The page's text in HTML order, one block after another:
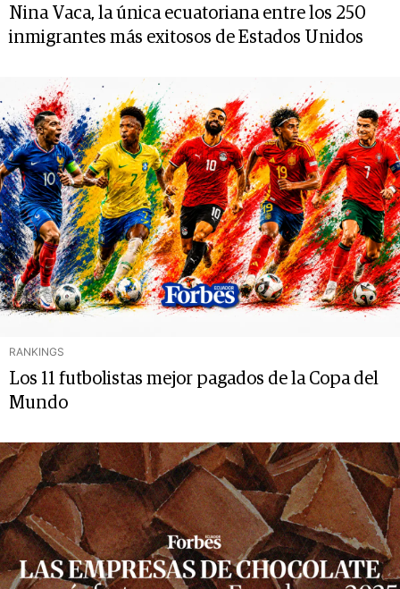
Nina Vaca, la única ecuatoriana entre los 250
inmigrantes más exitosos de Estados Unidos
RANKINGS
Los 11 futbolistas mejor pagados de la Copa del
Mundo